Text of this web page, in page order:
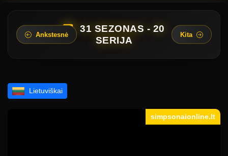
Ankstesnė
31 SEZONAS - 20
SERIJA
Kita
Lietuviškai
simpsonaionline.lt